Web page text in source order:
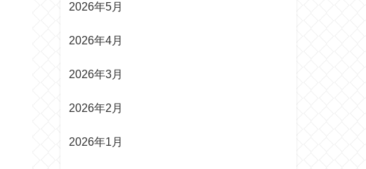
2026年5月
2026年4月
2026年3月
2026年2月
2026年1月